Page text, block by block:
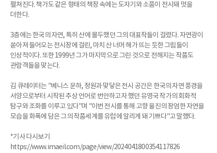
펼쳐진다. 책가도 같은 형태의 책장 속에는 도자기와 소품이 전시돼 멋을
더한다.
3층에는 한국의 자연, 특히 산에 몰두했던 그의 대표작들이 걸렸다. 자연광이
쏟아져 들어오는 전시장에 걸린, 마치 산 너머 해가 뜨는 듯한 그림들이
인상적이다. 또한 1999년 그가 마지막으로 그린 것으로 전해지는 작품도
관람객들을 맞는다.
김 큐레이터는 "베니스 운하, 정원과 맞닿은 전시 공간은 한국의 자연 풍경을
서양으로부터 시작된 추상 언어로 번안하고자 했던 유영국 작가의 회화적
탐구와 조화를 이루고 있다"며 "이번 전시를 통해 고향 울진의 장엄한 자연을
모습을 화폭에 담은 그의 작품세계를 유럽에 알리게 돼 기쁘다"고 말했다.
*기사 다시보기
https://www.imaeil.com/page/view/2024041800354117826